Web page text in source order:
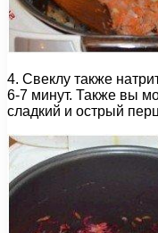
4. Свеклу также
6-7 минут. Также вы
сладкий и острый